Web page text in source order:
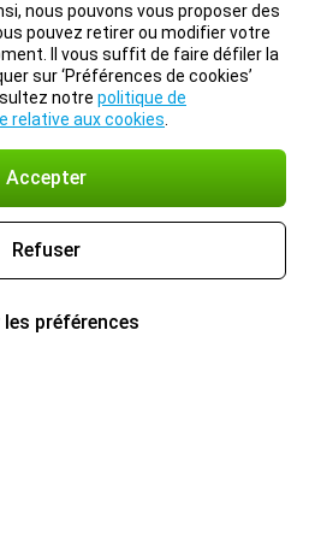
nous pouvons vous proposer des
pouvez retirer ou modifier votre
Il vous suffit de faire défiler la
sur ‘Préférences de cookies’
notre politique de
relative aux cookies
Accepter
Refuser
les préférences